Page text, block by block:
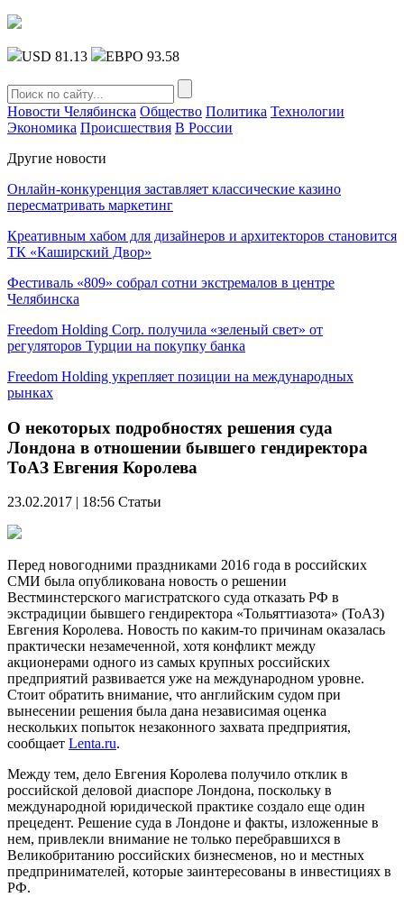
USD 81.13 ЕВРО 93.58
Новости Челябинска Общество Политика Технологии
Экономика Происшествия В России
Другие новости
Онлайн-конкуренция заставляет классические казино
пересматривать маркетинг
Креативным хабом для дизайнеров и архитекторов становится
ТК «Каширский Двор»
Фестиваль «809» собрал сотни экстремалов в центре
Челябинска
Freedom Holding Corp. получила «зеленый свет» от
регуляторов Турции на покупку банка
Freedom Holding укрепляет позиции на международных
рынках
О некоторых подробностях решения суда
Лондона в отношении бывшего гендиректора
ТоАЗ Евгения Королева
23.02.2017 | 18:56 Статьи
Перед новогодними праздниками 2016 года в российских
СМИ была опубликована новость о решении
Вестминстерского магистратского суда отказать РФ в
экстрадиции бывшего гендиректора «Тольяттиазота» (ТоАЗ)
Евгения Королева. Новость по каким-то причинам оказалась
практически незамеченной, хотя конфликт между
акционерами одного из самых крупных российских
предприятий развивается уже на международном уровне.
Стоит обратить внимание, что английским судом при
вынесении решения была дана независимая оценка
нескольких попыток незаконного захвата предприятия,
сообщает Lenta.ru.
Между тем, дело Евгения Королева получило отклик в
российской деловой диаспоре Лондона, поскольку в
международной юридической практике создало еще один
прецедент. Решение суда в Лондоне и факты, изложенные в
нем, привлекли внимание не только перебравшихся в
Великобританию российских бизнесменов, но и местных
предпринимателей, которые заинтересованы в инвестициях в
РФ.